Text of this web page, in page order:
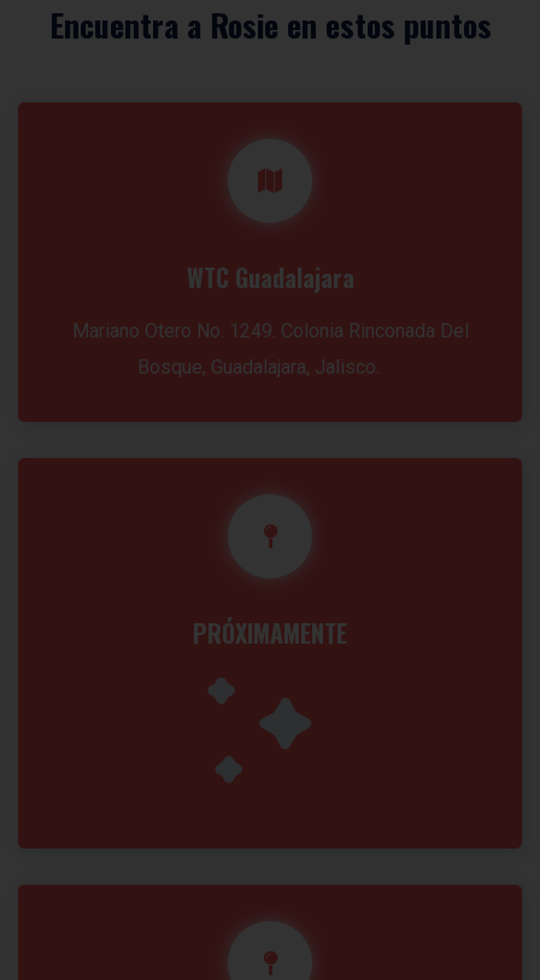
Encuentra a Rosie en estos puntos
WTC Guadalajara
Mariano Otero No. 1249. Colonia Rinconada Del
Bosque, Guadalajara, Jalisco.
PRÓXIMAMENTE